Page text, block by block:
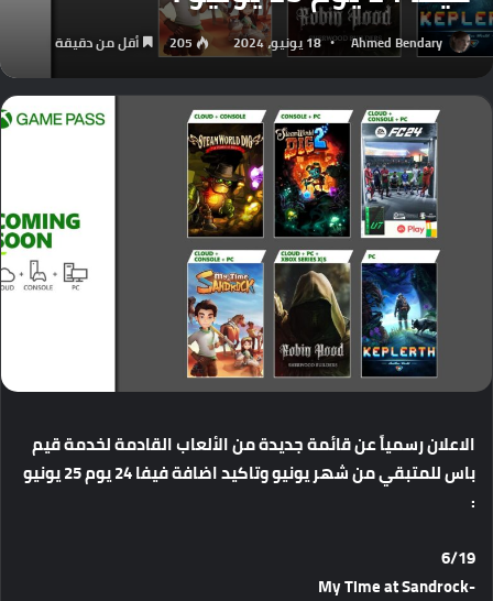
Ahmed Bendary 18 يونيو، 2024 205 أقل من دقيقة
الاعلانرسمياًعنقائمةجديدةمنالألعابالقادمةلخدمةقيم
باسللمتبقيمنشهريونيووتاكيداضافةفيفا يوم
يونيو
:
6/19
-My Time at Sandrock